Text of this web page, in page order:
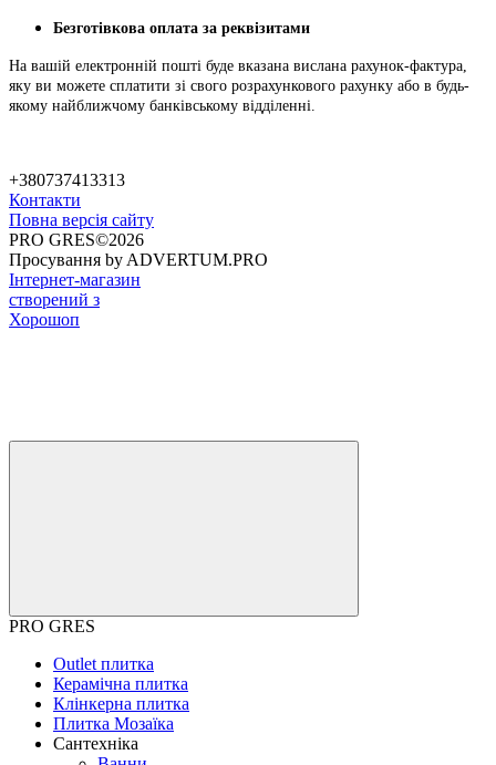
Безготівкова оплата за реквізитами
На вашій електронній пошті буде вказана вислана рахунок-фактура,
яку ви можете сплатити зі свого розрахункового рахунку або в будь-
якому найближчому банківському відділенні.
+380737413313
Контакти
Повна версія сайту
PRO GRES©2026
Просування by ADVERTUM.PRO
Інтернет-магазин
створений з
Хорошоп
PRO GRES
Outlet плитка
Керамічна плитка
Клінкерна плитка
Плитка Мозаїка
Сантехніка